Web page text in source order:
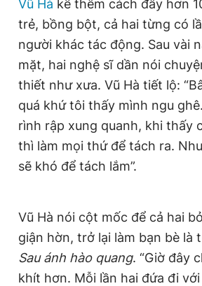
Vũ Hà kể thêm cách đây hơn
trẻ, bồng bột, cả hai từng có
người khác tác động. Sau vài
mặt, hai nghệ sĩ dần nói
thiết như xưa. Vũ Hà tiết lộ:
quá khứ tôi thấy mình ngu
rình rập xung quanh, khi thấy
thì làm mọi thứ để tách ra.
sẽ khó để tách lắm”.
Vũ Hà nói cột mốc để cả hai
giận hờn, trở lại làm bạn bè là
Sau ánh hào quang. “Giờ đây
khít hơn. Mỗi lần hai đứa đi